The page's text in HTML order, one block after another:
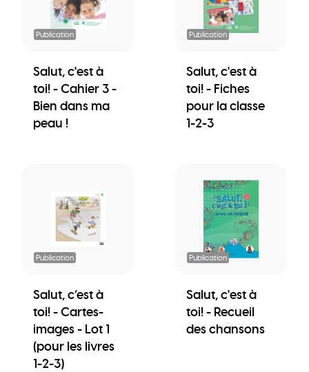
Publication
Salut, c'est à
toi! - Cahier 3 -
Bien dans ma
peau !
Publication
Salut, c'est à
toi! - Fiches
pour la classe
1-2-3
Publication
Salut, c’est à
toi! - Cartes-
images - Lot 1
(pour les livres
1-2-3)
Publication
Salut, c'est à
toi! - Recueil
des chansons